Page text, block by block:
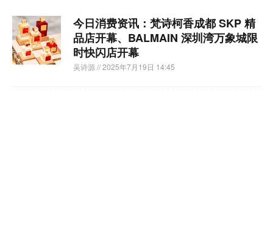
今日消费资讯：梵诗柯香成都 SKP 精
品店开幕、BALMAIN 深圳湾万象城限
时快闪店开幕
吴诗源 // 2025年7月19日 14:45